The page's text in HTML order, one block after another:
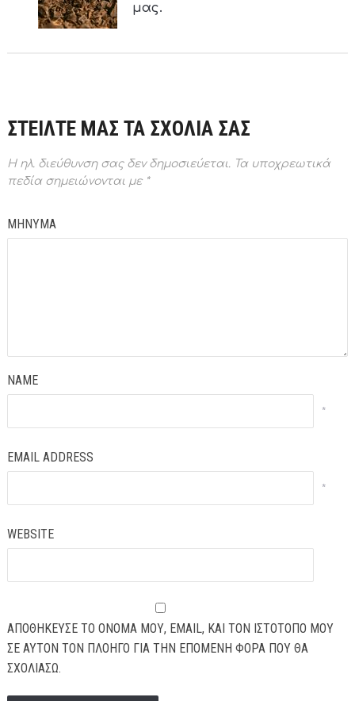
μας.
ΣΤΕΙΛΤΕ ΜΑΣ ΤΑ ΣΧΟΛΙΑ ΣΑΣ
Η ηλ. διεύθυνση σας δεν δημοσιεύεται.Τα υποχρεωτικά
πεδία σημειώνονται με *
ΜΗΝΥΜΑ
NAME
*
EMAIL ADDRESS
*
WEBSITE
ΑΠΟΘΉΚΕΥΣΕ ΤΟ ΌΝΟΜΆ ΜΟΥ, EMAIL, ΚΑΙ ΤΟΝ ΙΣΤΌΤΟΠΟ ΜΟΥ
ΣΕ ΑΥΤΌΝ ΤΟΝ ΠΛΟΗΓΌ ΓΙΑ ΤΗΝ ΕΠΌΜΕΝΗ ΦΟΡΆ ΠΟΥ ΘΑ
ΣΧΟΛΙΆΣΩ.